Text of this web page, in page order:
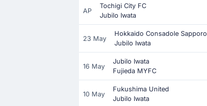
AP
Tochigi City FC
Jubilo Iwata
23 May
Hokkaido Consadole Sapporo
Jubilo Iwata
16 May
Jubilo Iwata
Fujieda MYFC
10 May
Fukushima United
Jubilo Iwata